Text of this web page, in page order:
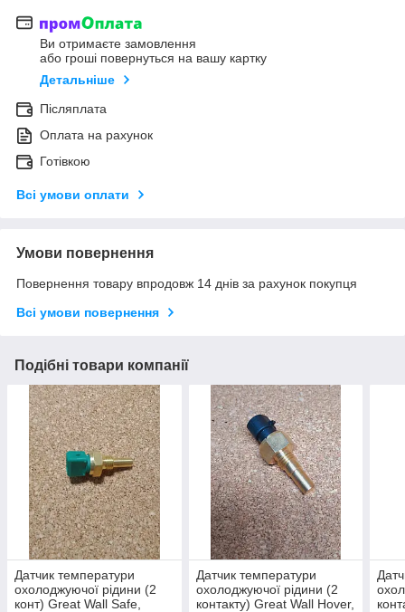
Ви отримаєте замовлення
або гроші повернуться на вашу картку
Детальніше
Післяплата
Оплата на рахунок
Готівкою
Всі умови оплати
Умови повернення
Повернення товару впродовж 14 днів за рахунок покупця
Всі умови повернення
Подібні товари компанії
Датчик температури
охолоджуючої рідини (2
конт) Great Wall Safe,
Датчик температури
охолоджуючої рідини (2
контакту) Great Wall Hover,